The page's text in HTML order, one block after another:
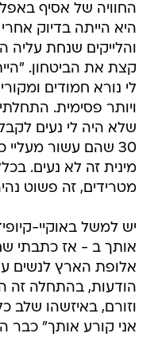
החוויה של אסיף
היא הייתה בדיוק
והלייקים שנחת עליה
קצת את הביטחון.
לי נורא חמודים
ויותר פסימית.
שלא היה לי נעים
30 שהם עשור
מינית זה לא נעים.
מטרידים, זה פשוט
יש למשל באוקיי-
הודעות, בהתחלה זה
וזורם, באיזשהו שלב
אני קורע אותך" כבר